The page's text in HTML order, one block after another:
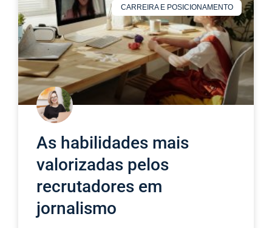
CARREIRA E POSICIONAMENTO
As habilidades mais
valorizadas pelos
recrutadores em
jornalismo